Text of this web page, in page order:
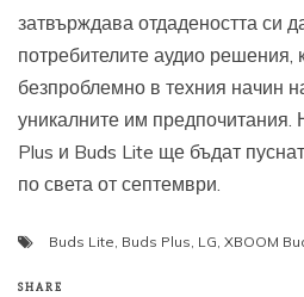
затвърждава отдадеността си
потребителите аудио решения,
безпроблемно в техния начин
уникалните им предпочитания.
Plus и Buds Lite ще бъдат
по света от септември.
Buds Lite, Buds Plus, LG, XBOOM
SHARE